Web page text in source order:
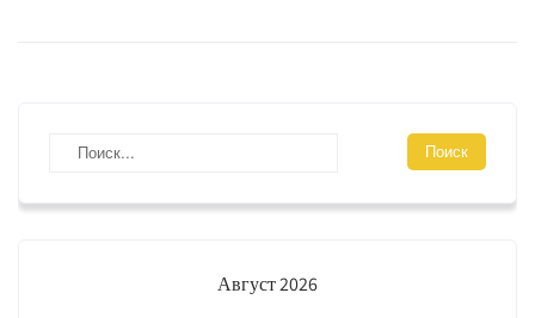
Август 2026